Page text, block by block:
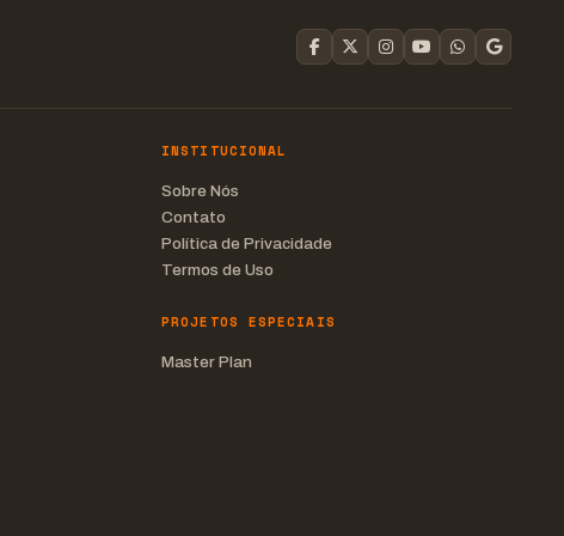
INSTITUCIONAL
Sobre Nós
Contato
Política de Privacidade
Termos de Uso
PROJETOS ESPECIAIS
Master Plan